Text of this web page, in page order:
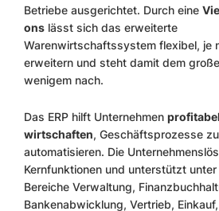
Betriebe ausgerichtet. Durch eine
ons lässt sich das erweiterte
Warenwirtschaftssystem flexibel, je
erweitern und steht damit dem
wenigem nach.
Das ERP hilft Unternehmen
wirtschaften, Geschäftsprozesse
automatisieren. Die
Kernfunktionen und unterstützt
Bereiche Verwaltung,
Bankenabwicklung, Vertrieb, Einkauf,